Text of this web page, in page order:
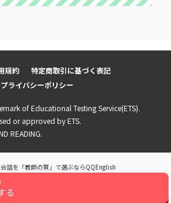
る
規約
特定商取引に基づく表記
プライバシーポリシー
of Educational Testing Service(ETS).
or approved by ETS.
READING.
話を「教師の質」で選ぶならQQEnglish